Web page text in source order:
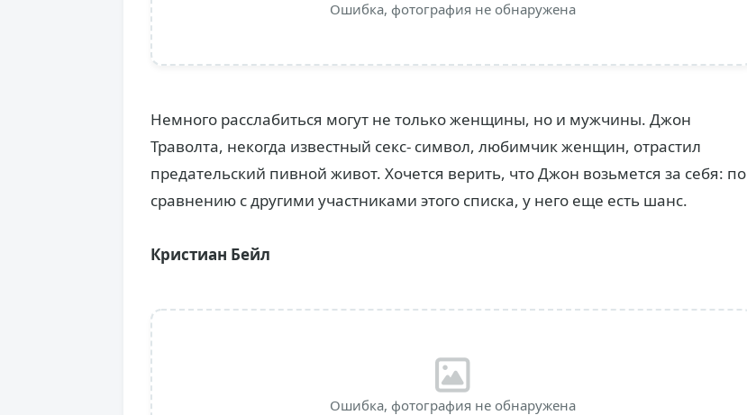
Ошибка, фотография не обнаружена
Немного расслабиться могут не только женщины, но и мужчины. Джон
Траволта, некогда известный секс- символ, любимчик женщин, отрастил
предательский пивной живот. Хочется верить, что Джон возьмется за себя: по
сравнению с другими участниками этого списка, у него еще есть шанс.
Кристиан Бейл
Ошибка, фотография не обнаружена